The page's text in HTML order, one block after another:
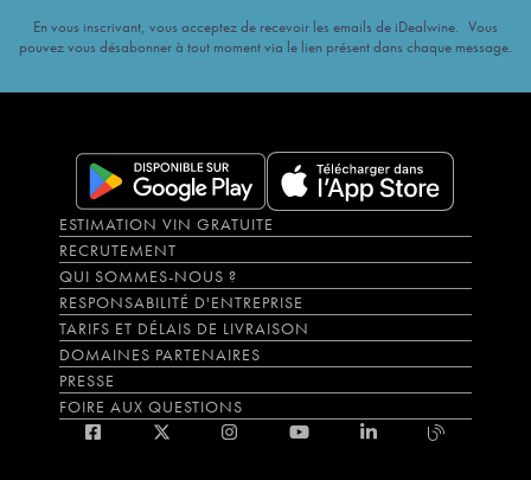
En vous inscrivant, vous acceptez de recevoir les emails de iDealwine. Vous
pouvez vous désabonner à tout moment via le lien présent dans chaque message.
ESTIMATION VIN GRATUITE
RECRUTEMENT
QUI SOMMES-NOUS ?
RESPONSABILITÉ D'ENTREPRISE
TARIFS ET DÉLAIS DE LIVRAISON
DOMAINES PARTENAIRES
PRESSE
FOIRE AUX QUESTIONS